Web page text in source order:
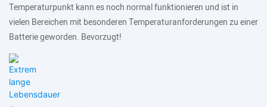
Temperaturpunkt kann es noch normal funktionieren und ist in
vielen Bereichen mit besonderen Temperaturanforderungen zu einer
Batterie geworden. Bevorzugt!